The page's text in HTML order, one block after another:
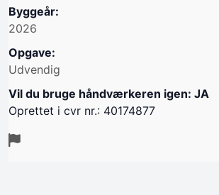
Byggeår:
2026
Opgave:
Udvendig
Vil du bruge håndværkeren igen: JA
Oprettet i cvr nr.: 40174877